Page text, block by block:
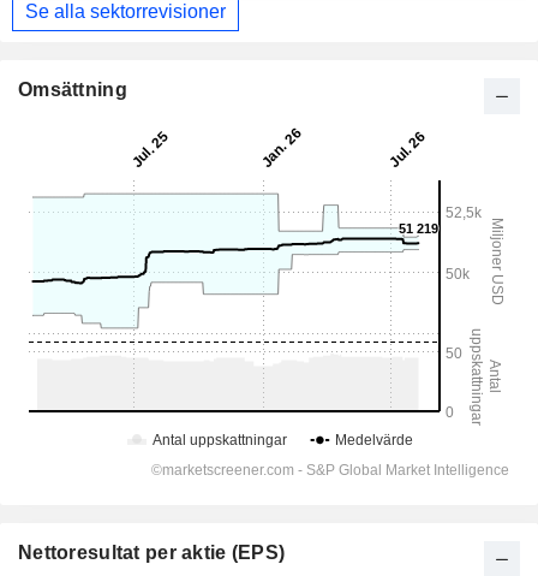
Se alla sektorrevisioner
Omsättning
Nettoresultat per aktie (EPS)